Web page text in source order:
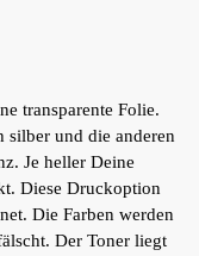
transparente Folie.
silber und die anderen
Je heller Deine
Diese Druckoption
Die Farben werden
Der Toner liegt